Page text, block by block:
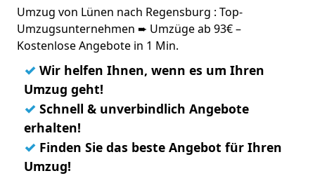
Umzug von Lünen nach Regensburg : Top-
Umzugsunternehmen ➨ Umzüge ab 93€ –
Kostenlose Angebote in 1 Min.
✓ Wir helfen Ihnen, wenn es um Ihren
Umzug geht!
✓ Schnell & unverbindlich Angebote
erhalten!
✓ Finden Sie das beste Angebot für Ihren
Umzug!